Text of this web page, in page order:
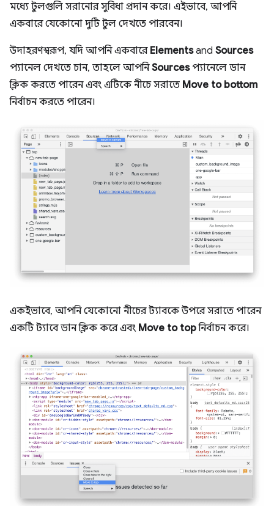
মধ্যে টুলগুলি সরানোর সুবিধা প্রদান করে। এইভাবে, আপনি
একবারে যেকোনো দুটি টুল দেখতে পারবেন।
উদাহরণস্বরূপ, যদি আপনি একবারে Elementsand Sources
প্যানেল দেখতে চান, তাহলে আপনিSourcesপ্যানেলে ডান
ক্লিক করতে পারেন এবং এটিকে নীচে সরাতে Move to bottom
নির্বাচন করতে পারেন।
একইভাবে, আপনি যেকোনো নীচের ট্যাবকে উপরে সরাতে পারেন
একটি ট্যাবে ডান ক্লিক করে এবং Move to topনির্বাচন করে।